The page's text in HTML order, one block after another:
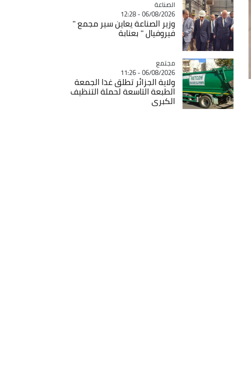
Catégorie
الصناعة
06/08/2026 - 12:28
وزير الصناعة يعاين سير مجمع ''
فيروفيال '' بعنابة
Catégorie
مجتمع
06/08/2026 - 11:26
ولاية الجزائر تطلق غدا الجمعة
الطبعة التاسعة لحملة التنظيف
الكبرى